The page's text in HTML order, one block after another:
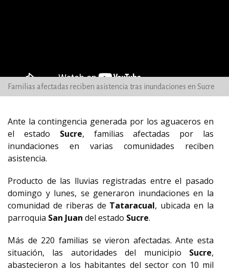
Familias afectadas reciben asistencia tras inundaciones en Sucre
Ante la contingencia generada por los aguaceros en
el estado Sucre, familias afectadas por las
inundaciones en varias comunidades reciben
asistencia.
Producto de las lluvias registradas entre el pasado
domingo y lunes, se generaron inundaciones en la
comunidad de riberas de Tataracual, ubicada en la
parroquia San Juan del estado Sucre.
Más de 220 familias se vieron afectadas. Ante esta
situación, las autoridades del municipio Sucre,
abastecieron a los habitantes del sector con 10 mil